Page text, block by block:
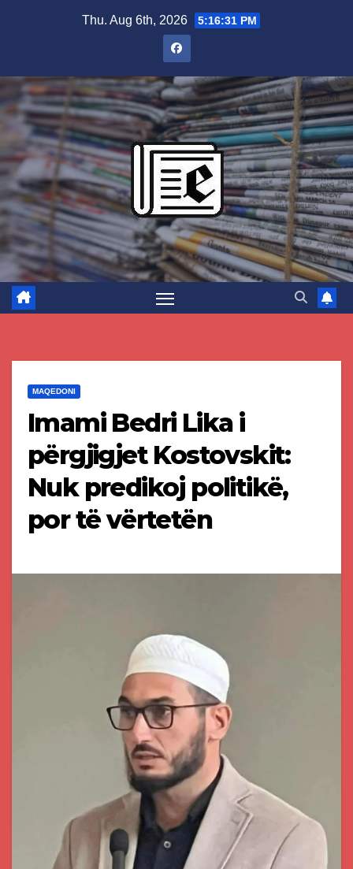
Thu. Aug 6th, 2026 5:16:32 PM
MAQEDONI
Imami Bedri Lika i
përgjigjet Kostovskit:
Nuk predikoj politikë,
por të vërtetën